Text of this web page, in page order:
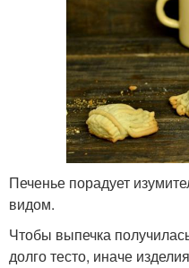
Печенье порадует
видом.
Чтобы выпечка
долго тесто, иначе